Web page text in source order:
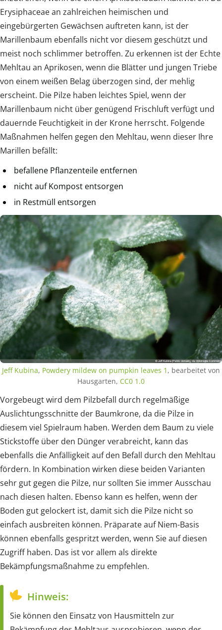
Erysiphaceae an zahlreichen heimischen und
eingebürgerten Gewächsen auftreten kann, ist der
Marillenbaum ebenfalls nicht vor diesem geschützt und
meist noch schlimmer betroffen. Zu erkennen ist der Echte
Mehltau an Aprikosen, wenn die Blätter und jungen Triebe
von einem weißen Belag überzogen sind, der mehlig
erscheint. Die Pilze haben leichtes Spiel, wenn der
Marillenbaum nicht über genügend Frischluft verfügt und
dauernde Feuchtigkeit in der Krone herrscht. Folgende
Maßnahmen helfen gegen den Mehltau, wenn dieser Ihre
Marillen befällt:
befallene Pflanzenteile entfernen
nicht auf Kompost entsorgen
in Restmüll entsorgen
Jeff Kubina, Powdery mildew on pumpkin leaves 1 , bearbeitet von
Hausgarten, CC0 1.0
Vorgebeugt wird dem Pilzbefall durch regelmäßige
Auslichtungsschnitte der Baumkrone, da die Pilze in
diesem viel Spielraum haben. Werden dem Baum zu viele
Stickstoffe über den Dünger verabreicht, kann das
ebenfalls die Anfälligkeit auf den Befall durch den Mehltau
fördern. In Kombination wirken diese beiden Varianten
sehr gut gegen die Pilze, nur sollten Sie immer Ausschau
nach diesen halten. Ebenso kann es helfen, wenn der
Boden gut gelockert ist, damit sich die Pilze nicht so
einfach ausbreiten können. Präparate auf Niem-Basis
können ebenfalls gespritzt werden, wenn Sie auf diesen
Zugriff haben. Das ist vor allem als direkte
Bekämpfungsmaßnahme zu empfehlen.
Hinweis:
Sie können den Einsatz von Hausmitteln zur